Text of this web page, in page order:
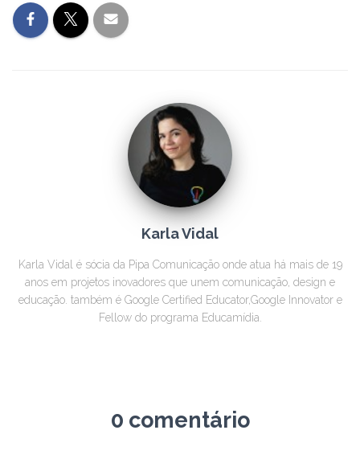
Karla Vidal
Karla Vidal é sócia da Pipa Comunicação onde atua há mais de 19
anos em projetos inovadores que unem comunicação, design e
educação. também é Google Certified Educator,Google Innovator e
Fellow do programa Educamídia.
0 comentário